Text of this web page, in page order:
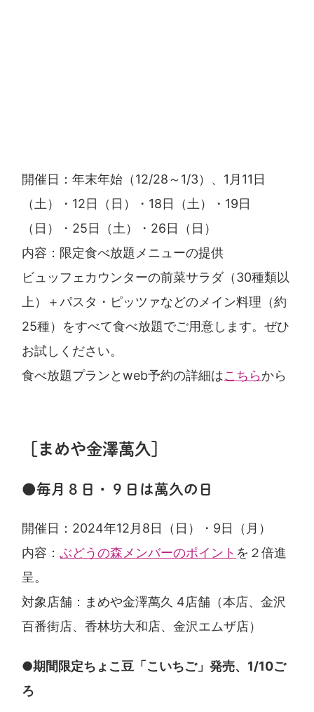
開催日：年末年始（12/28～1/3）、1月11日
（土）・12日（日）・18日（土）・19日
（日）・25日（土）・26日（日）
内容：限定食べ放題メニューの提供
ビュッフェカウンターの前菜サラダ（30種類以
上）＋パスタ・ピッツァなどのメイン料理（約
25種）をすべて食べ放題でご用意します。ぜひ
お試しください。
食べ放題プランとweb予約の詳細はこちらから
［まめや金澤萬久］
●毎月８日・９日は萬久の日
開催日：2024年12月8日（日）・9日（月）
内容：ぶどうの森メンバーのポイント を２倍進
呈。
対象店舗：まめや金澤萬久 4店舗（本店、金沢
百番街店、香林坊大和店、金沢エムザ店）
●期間限定ちょこ豆「こいちご」発売、1/10ご
ろ